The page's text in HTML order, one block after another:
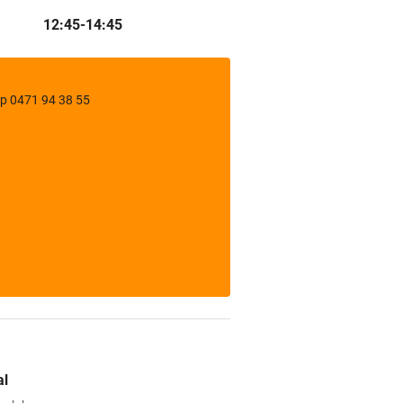
12:45-14:45
0471 94 38 55